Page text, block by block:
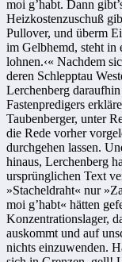
moi g’habt. Dann
Heizkostenzuschuß
Pullover, und überm
im Gelbhemd, steht in
lohnen.‹« Nachdem
deren Schlepptau
Lerchenberg
Fastenpredigers
Taubenberger, unter
die Rede vorher
durchgehen lassen.
hinaus, Lerchenberg
ursprünglichen Text
»Stacheldraht« nur
moi g’habt« hätten
Konzentrationslager,
auskommt und auf
nichts einzuwenden.